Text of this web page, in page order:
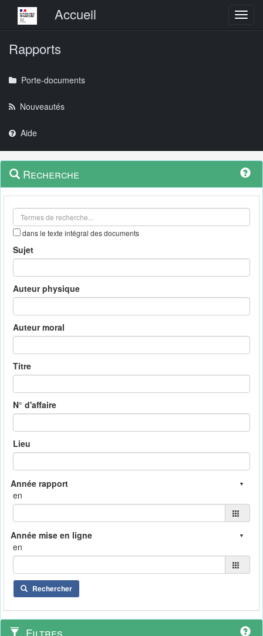
Menu principalAccueil
Rapports
Porte-documents
Nouveautés
Aide
Navigation
outils
Menu
contextuel
Recherche
dans le texte intégral des documents
Sujet
Auteur physique
Auteur moral
Titre
N° d'affaire
Lieu
en
en
Rechercher
Filtres